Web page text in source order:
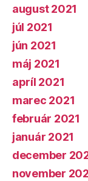
august 2021
júl 2021
jún 2021
máj 2021
apríl 2021
marec 2021
február 2021
január 2021
december
november